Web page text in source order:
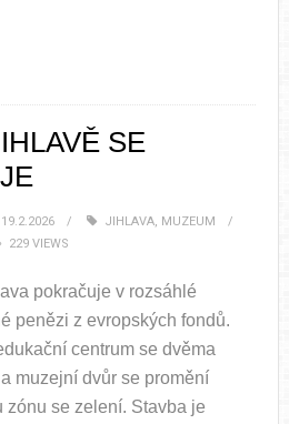
SE
19.2.2026 JIHLAVA, MUZEUM
229 VIEWS
pokračuje v rozsáhlé
penězi z evropských fondů.
centrum se dvěma
muzejní dvůr se promění
zónu se zelení. Stavba je